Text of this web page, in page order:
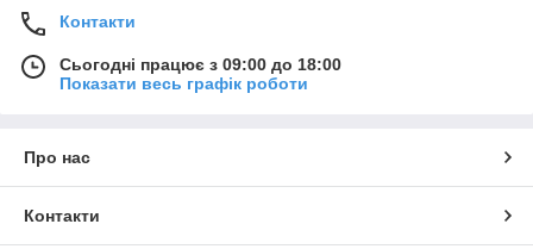
Контакти
Сьогодні працює з 09:00 до 18:00
Показати весь графік роботи
Про нас
Контакти